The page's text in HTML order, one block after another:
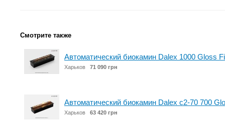
Смотрите также
Автоматический биокамин Dalex 1000 Gloss
Харьков 71 090 грн
Автоматический биокамин Dalex c2-70 700
Харьков 63 420 грн